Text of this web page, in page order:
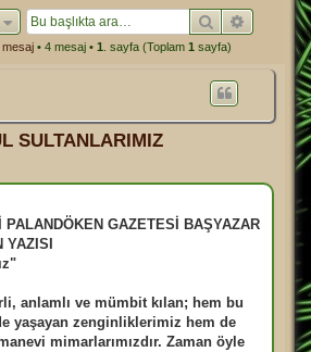
Ara
• 4 mesaj • 1 . sayfa (Toplam 1 sayfa)
SULTANLARIMIZ
PALANDÖKEN GAZETESİ BAŞYAZAR
YAZISI
anlamlı ve mümbit kılan; hem bu
yaşayan zenginliklerimiz hem de
mimarlarımızdır. Zaman öyle